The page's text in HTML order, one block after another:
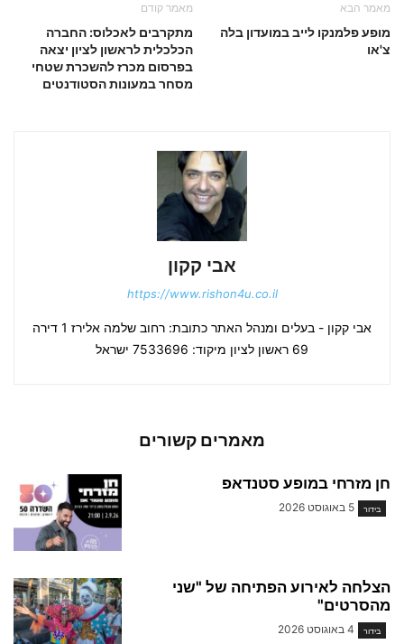
מאמר קודם
מתקרבים לאכלוס: החברה
הכלכלית לראשון לציון יצאה
בפרסום מכרז להשכרת שטחי
מסחר במעונות הסטודנטים
מאמר הבא
מופע פלמנקו לייב במועדון בלה
צ'או
אבי קקון
https://www.rishon4u.co.il
אבי קקון - בעלים ומנהל האתר כתובת: רחוב שלמה אלירז 1 דירה
69 ראשון לציון מיקוד: 7533696 ישראל
מאמרים קשורים
חן מזרחי במופע סטנדאפ
בידור 5 באוגוסט 2026
הצלחה לאירוע הפתיחה של "שני
מהסרטים"
בידור 4 באוגוסט 2026